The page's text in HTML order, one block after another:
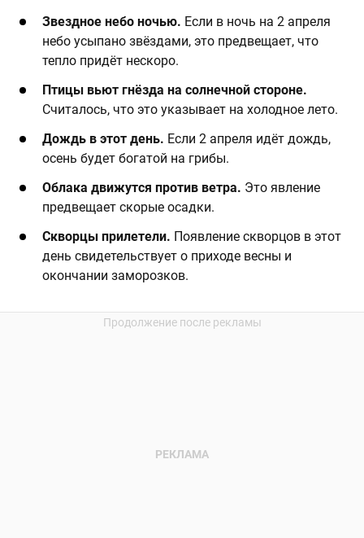
Звездное небо ночью. Если в ночь на 2 апреля
небо усыпано звёздами, это предвещает, что
тепло придёт нескоро.​
Птицы вьют гнёзда на солнечной стороне.
Считалось, что это указывает на холодное лето.​
Дождь в этот день. Если 2 апреля идёт дождь,
осень будет богатой на грибы.​
Облака движутся против ветра. Это явление
предвещает скорые осадки.​
Скворцы прилетели. Появление скворцов в этот
день свидетельствует о приходе весны и
окончании заморозков.